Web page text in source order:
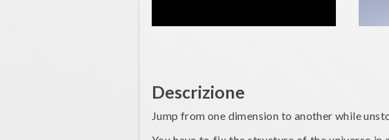
Descrizione
Jump from one dimension to another while